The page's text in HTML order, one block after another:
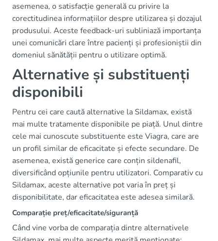
asemenea, o satisfacție generală cu privire la
corectitudinea informațiilor despre utilizarea și dozajul
produsului. Aceste feedback-uri subliniază importanța
unei comunicări clare între pacienți și profesioniștii din
domeniul sănătății pentru o utilizare optimă.
Alternative și substituenți
disponibili
Pentru cei care caută alternative la Sildamax, există
mai multe tratamente disponibile pe piață. Unul dintre
cele mai cunoscute substituente este Viagra, care are
un profil similar de eficacitate și efecte secundare. De
asemenea, există generice care conțin sildenafil,
diversificând opțiunile pentru utilizatori. Comparativ cu
Sildamax, aceste alternative pot varia în preț și
disponibilitate, dar eficacitatea este adesea similară.
Comparație preț/eficacitate/siguranță
Când vine vorba de comparația dintre alternativele